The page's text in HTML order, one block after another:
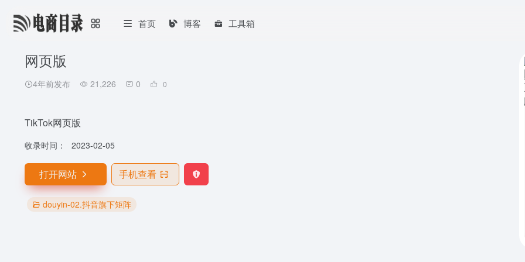
首页 博客 工具箱
网页版
4年前发布 21,226 0 0
TikTok网页版
收录时间： 2023-02-05
打开网站 手机查看
douyin-02.抖音旗下矩阵